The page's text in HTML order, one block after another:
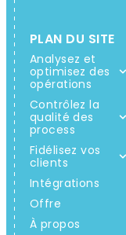
PLAN DU SITE
Analysez et
optimisez des
opérations
Contrôlez la
qualité des
process
Fidélisez vos
clients
Intégrations
Offre
À propos